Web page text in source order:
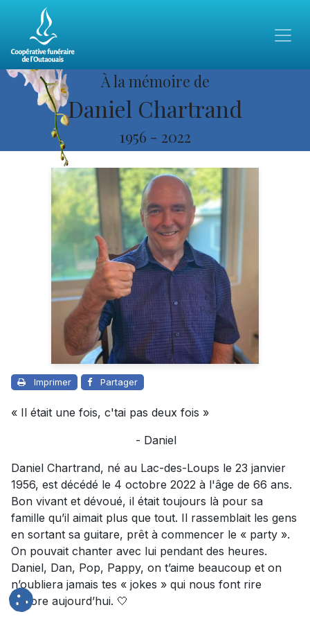
À la mémoire de
Daniel Chartrand
1956 - 2022
Imprimer Partager
« Il était une fois, c'tai pas deux fois »
- Daniel
Daniel Chartrand, né au Lac-des-Loups le 23 janvier
1956, est décédé le 4 octobre 2022 à l'âge de 66 ans.
Bon vivant et dévoué, il était toujours là pour sa
famille qu’il aimait plus que tout. Il rassemblait les gens
en sortant sa guitare, prêt à commencer le « party ».
On pouvait chanter avec lui pendant des heures.
Daniel, Dan, Pop, Pappy, on t’aime beaucoup et on
n’oubliera jamais tes « jokes » qui nous font rire
encore aujourd’hui. 🤍